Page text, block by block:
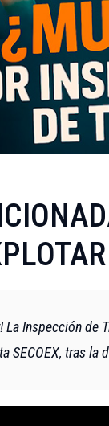
La Inspección de
SECOEX, tras la